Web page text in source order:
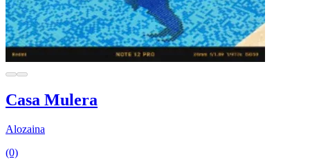
Casa Mulera
Alozaina
(0)